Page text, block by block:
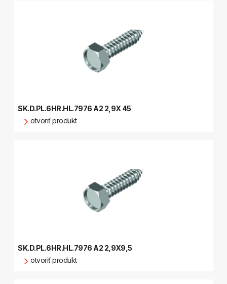
SK.D.PL.6HR.HL.7976 A2 2,9X 45
otvoriť produkt
SK.D.PL.6HR.HL.7976 A2 2,9X9,5
otvoriť produkt